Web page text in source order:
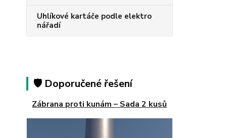
Uhlíkové kartáče podle elektro
nářadí
🛡️ Doporučené řešení
Zábrana proti kunám – Sada 2 kusů